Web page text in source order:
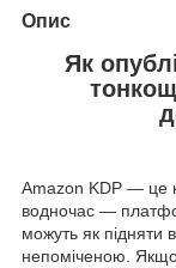
Опис
Як
Amazon KDP — це
водночас —
можуть як підняти
непоміченою.